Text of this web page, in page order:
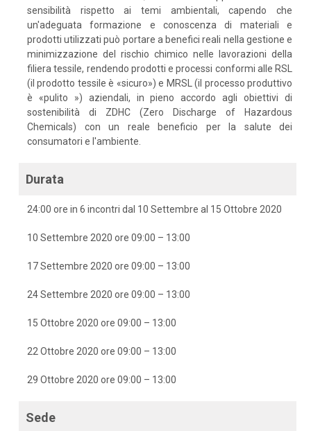
sensibilità rispetto ai temi ambientali, capendo che
un'adeguata formazione e conoscenza di materiali e
prodotti utilizzati può portare a benefici reali nella gestione e
minimizzazione del rischio chimico nelle lavorazioni della
filiera tessile, rendendo prodotti e processi conformi alle RSL
(il prodotto tessile è «sicuro») e MRSL (il processo produttivo
è «pulito ») aziendali, in pieno accordo agli obiettivi di
sostenibilità di ZDHC (Zero Discharge of Hazardous
Chemicals) con un reale beneficio per la salute dei
consumatori e l'ambiente.
Durata
24:00 ore in 6 incontri dal 10 Settembre al 15 Ottobre 2020
10 Settembre 2020 ore 09:00 – 13:00
17 Settembre 2020 ore 09:00 – 13:00
24 Settembre 2020 ore 09:00 – 13:00
15 Ottobre 2020 ore 09:00 – 13:00
22 Ottobre 2020 ore 09:00 – 13:00
29 Ottobre 2020 ore 09:00 – 13:00
Sede